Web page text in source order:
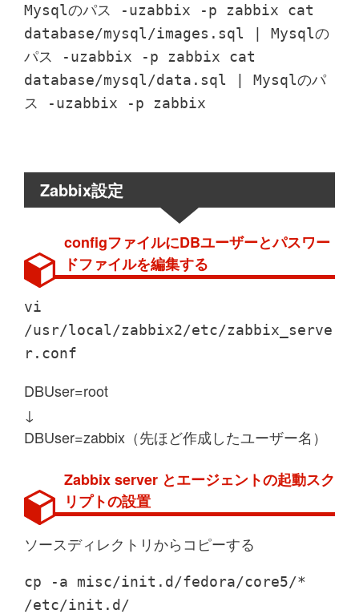
Mysqlのパス -uzabbix -p zabbix cat
database/mysql/images.sql | Mysqlの
パス -uzabbix -p zabbix cat
database/mysql/data.sql | Mysqlのパ
ス -uzabbix -p zabbix
Zabbix設定
configファイルにDBユーザーとパスワー
ドファイルを編集する
vi
/usr/local/zabbix2/etc/zabbix_serve
r.conf
DBUser=root
↓
DBUser=zabbix（先ほど作成したユーザー名）
Zabbix server とエージェントの起動スク
リプトの設置
ソースディレクトリからコピーする
cp -a misc/init.d/fedora/core5/*
/etc/init.d/